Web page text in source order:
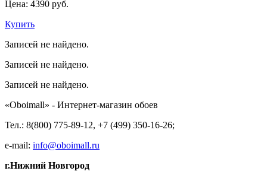
Цена: 4390 руб.
Купить
Записей не найдено.
Записей не найдено.
Записей не найдено.
«Oboimall» - Интернет-магазин обоев
Тел.: 8(800) 775-89-12, +7 (499) 350-16-26;
e-mail: info@oboimall.ru
г.Нижний Новгород